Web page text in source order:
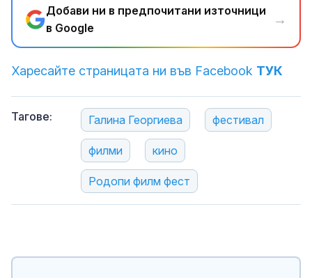
Добави ни в предпочитани източници
в Google
→
Харесайте страницата ни във Facebook ТУК
Тагове: Галина Георгиева фестивал
филми кино
Родопи филм фест